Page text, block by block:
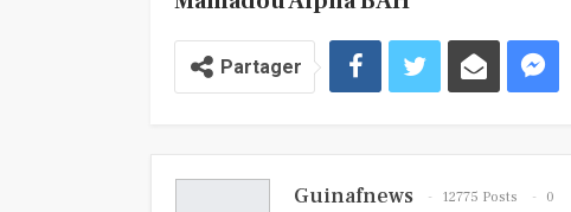
Partager
Guinafnews 12775 Posts
0